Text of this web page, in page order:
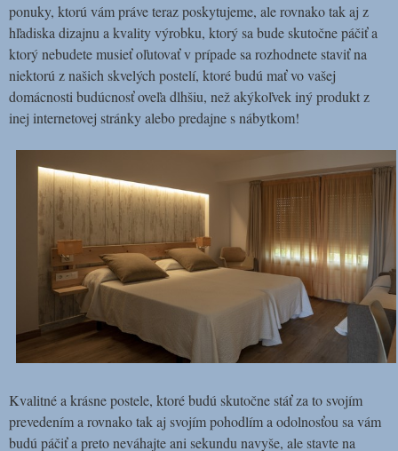
ponuky, ktorú vám práve teraz poskytujeme, ale rovnako tak aj z
hľadiska dizajnu a kvality výrobku, ktorý sa bude skutočne páčiť a
ktorý nebudete musieť oľutovať v prípade sa rozhodnete staviť na
niektorú z našich skvelých postelí, ktoré budú mať vo vašej
domácnosti budúcnosť oveľa dlhšiu, než akýkoľvek iný produkt z
inej internetovej stránky alebo predajne s nábytkom!
Kvalitné a krásne postele, ktoré budú skutočne stáť za to svojím
prevedením a rovnako tak aj svojím pohodlím a odolnosťou sa vám
budú páčiť a preto neváhajte ani sekundu navyše, ale stavte na